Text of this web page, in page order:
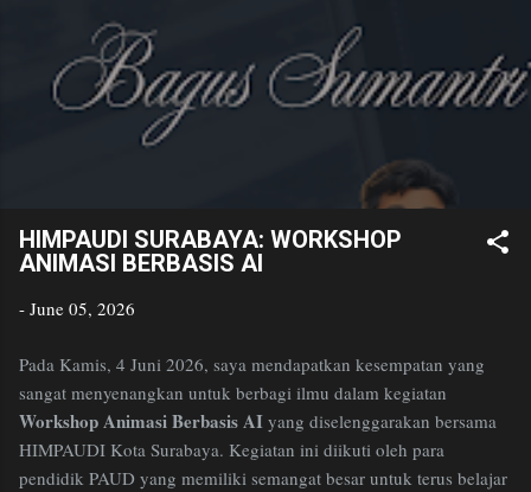
Bagus
Sumantri
HIMPAUDI SURABAYA: WORKSHOP
ANIMASI BERBASIS AI
- June 05, 2026
Pada Kamis, 4 Juni 2026, saya mendapatkan kesempatan yang
sangat menyenangkan untuk berbagi ilmu dalam kegiatan
Workshop Animasi Berbasis AI yang diselenggarakan bersama
HIMPAUDI Kota Surabaya. Kegiatan ini diikuti oleh para
pendidik PAUD yang memiliki semangat besar untuk terus belajar